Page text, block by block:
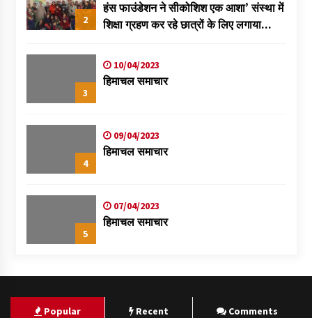
2
हंस फाउंडेशन ने सीकोशिश एक आशा’ संस्था में
शिक्षा ग्रहण कर रहे छात्रों के लिए लगाया
3
10/04/2023
हिमाचल समाचार
4
09/04/2023
हिमाचल समाचार
5
07/04/2023
हिमाचल समाचार
Popular Recent Comments